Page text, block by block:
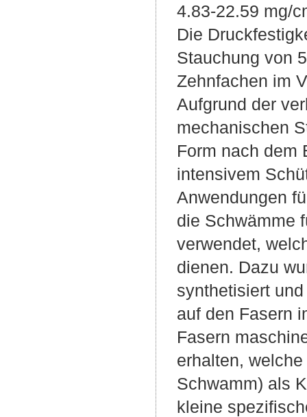
4.83-22.59 mg/
Die
Stauchung von
Zehnfachen im
Aufgrund der
mechanischen
Form nach dem
intensivem
Anwendungen
die Schwämme
verwendet,
dienen. Dazu
synthetisiert
auf den Fasern
Fasern
erhalten,
Schwamm) als
kleine